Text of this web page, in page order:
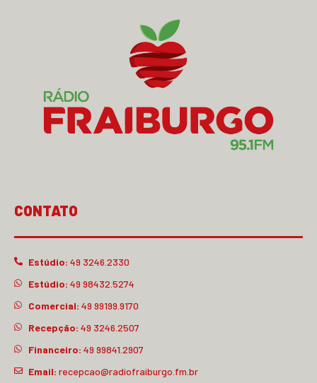
CONTATO
Estúdio: 49 3246.2330
Estúdio: 49 98432.5274
Comercial: 49 99199.9170
Recepção: 49 3246.2507
Financeiro: 49 99841.2907
Email: recepcao@radiofraiburgo.fm.br